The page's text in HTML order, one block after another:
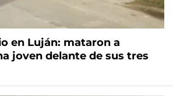
en Luján: mataron a
joven delante de sus tres